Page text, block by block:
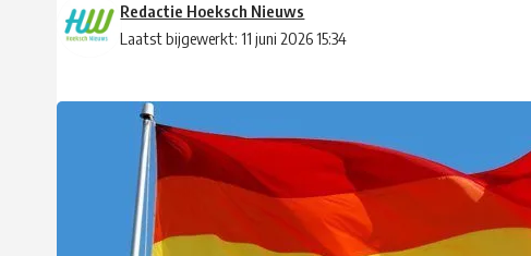
Laatst bijgewerkt: 11 juni 2026 15:34
Redactie Hoeksch Nieuws